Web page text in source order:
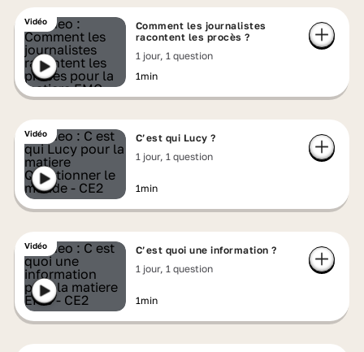
Vidéo
Comment les journalistes
racontent les procès ?
1 jour, 1 question
1min
Vidéo
C’est qui Lucy ?
1 jour, 1 question
1min
Vidéo
C’est quoi une information ?
1 jour, 1 question
1min